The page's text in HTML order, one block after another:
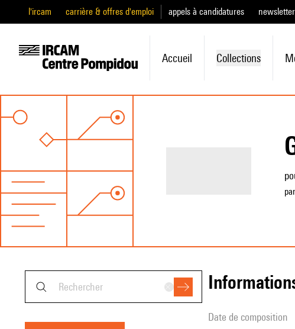
l'ircam carrière & offres d'emploi appels à candidatures newsletter
Accueil Collections
par
date de composition